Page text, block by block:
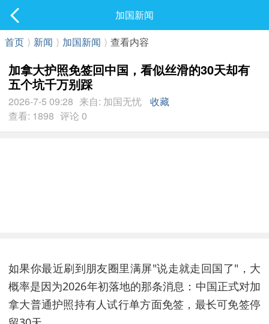
最新发表
加国新闻
首页 ⟩ 新闻 ⟩ 加国新闻 ⟩ 查看内容
加拿大护照免签回中国，看似丝滑的30天却有
五个坑千万别踩
2026-7-5 09:28 来自: 加国无忧
收藏
查看: 1898 评论 0
如果你最近刷到朋友圈里满屏"说走就走回国了"，大
概率是因为2026年初落地的那条消息：中国正式对加
拿大普通护照持有人试行单方面免签，最长可免签停